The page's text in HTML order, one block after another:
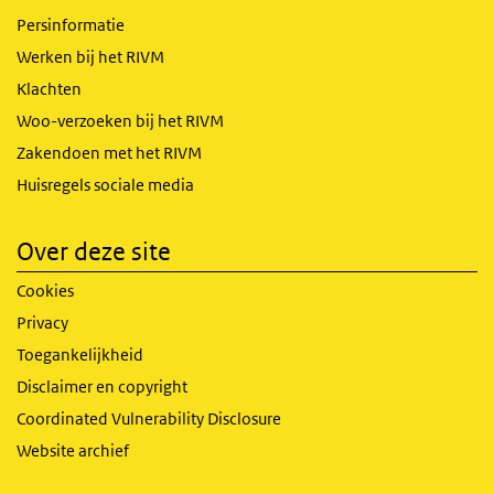
Persinformatie
Werken bij het RIVM
Klachten
Woo-verzoeken bij het RIVM
Zakendoen met het RIVM
Huisregels sociale media
Over deze site
Cookies
Privacy
Toegankelijkheid
Disclaimer en copyright
Coordinated Vulnerability Disclosure
Website archief